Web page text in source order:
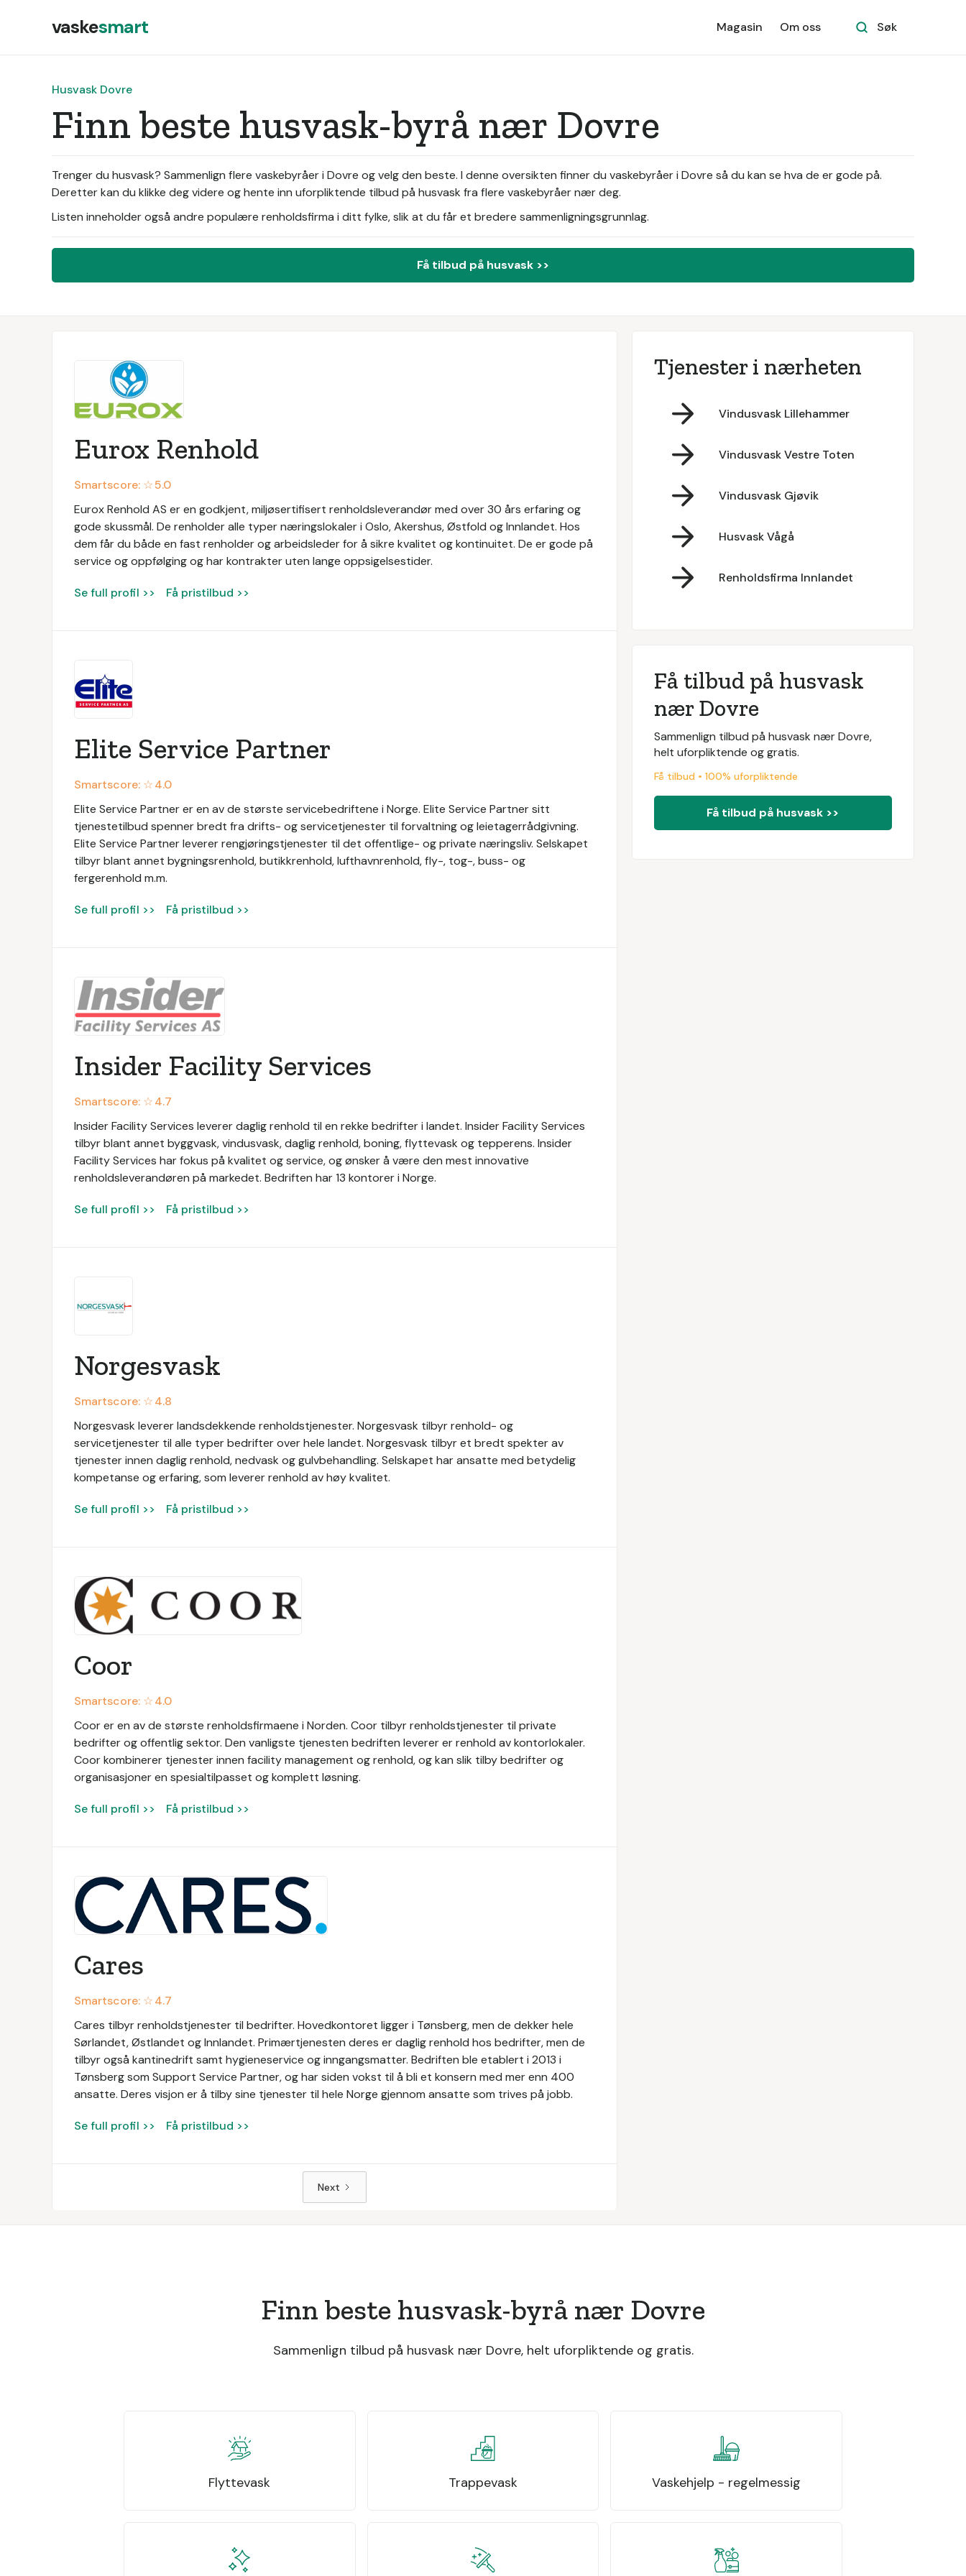
vaskesmart Magasin Om oss Søk
Husvask Dovre
Finn beste husvask-byrå nær Dovre
Trenger du husvask? Sammenlign flere vaskebyråer i Dovre og velg den beste. I denne oversikten finner du vaskebyråer i Dovre så du kan se hva de er gode på.
Deretter kan du klikke deg videre og hente inn uforpliktende tilbud på husvask fra flere vaskebyråer nær deg.
Listen inneholder også andre populære renholdsfirma i ditt fylke, slik at du får et bredere sammenligningsgrunnlag.
Få tilbud på husvask >>
Eurox Renhold
Smartscore: ☆5.0
Eurox Renhold AS er en godkjent, miljøsertifisert renholdsleverandør med over 30 års erfaring og
gode skussmål. De renholder alle typer næringslokaler i Oslo, Akershus, Østfold og Innlandet. Hos
dem får du både en fast renholder og arbeidsleder for å sikre kvalitet og kontinuitet. De er gode på
service og oppfølging og har kontrakter uten lange oppsigelsestider.
Se full profil >> Få pristilbud >>
Elite Service Partner
Smartscore: ☆4.0
Elite Service Partner er en av de største servicebedriftene i Norge. Elite Service Partner sitt
tjenestetilbud spenner bredt fra drifts- og servicetjenester til forvaltning og leietagerrådgivning.
Elite Service Partner leverer rengjøringstjenester til det offentlige- og private næringsliv. Selskapet
tilbyr blant annet bygningsrenhold, butikkrenhold, lufthavnrenhold, fly-, tog-, buss- og
fergerenhold m.m.
Se full profil >> Få pristilbud >>
Insider Facility Services
Smartscore: ☆4.7
Insider Facility Services leverer daglig renhold til en rekke bedrifter i landet. Insider Facility Services
tilbyr blant annet byggvask, vindusvask, daglig renhold, boning, flyttevask og tepperens. Insider
Facility Services har fokus på kvalitet og service, og ønsker å være den mest innovative
renholdsleverandøren på markedet. Bedriften har 13 kontorer i Norge.
Se full profil >> Få pristilbud >>
Norgesvask
Smartscore: ☆4.8
Norgesvask leverer landsdekkende renholdstjenester. Norgesvask tilbyr renhold- og
servicetjenester til alle typer bedrifter over hele landet. Norgesvask tilbyr et bredt spekter av
tjenester innen daglig renhold, nedvask og gulvbehandling. Selskapet har ansatte med betydelig
kompetanse og erfaring, som leverer renhold av høy kvalitet.
Se full profil >> Få pristilbud >>
Coor
Smartscore: ☆4.0
Coor er en av de største renholdsfirmaene i Norden. Coor tilbyr renholdstjenester til private
bedrifter og offentlig sektor. Den vanligste tjenesten bedriften leverer er renhold av kontorlokaler.
Coor kombinerer tjenester innen facility management og renhold, og kan slik tilby bedrifter og
organisasjoner en spesialtilpasset og komplett løsning.
Se full profil >> Få pristilbud >>
Cares
Smartscore: ☆4.7
Cares tilbyr renholdstjenester til bedrifter. Hovedkontoret ligger i Tønsberg, men de dekker hele
Sørlandet, Østlandet og Innlandet. Primærtjenesten deres er daglig renhold hos bedrifter, men de
tilbyr også kantinedrift samt hygieneservice og inngangsmatter. Bedriften ble etablert i 2013 i
Tønsberg som Support Service Partner, og har siden vokst til å bli et konsern med mer enn 400
ansatte. Deres visjon er å tilby sine tjenester til hele Norge gjennom ansatte som trives på jobb.
Se full profil >> Få pristilbud >>
Next
Tjenester i nærheten
Vindusvask Lillehammer
Vindusvask Vestre Toten
Vindusvask Gjøvik
Husvask Vågå
Renholdsfirma Innlandet
Få tilbud på husvask
nær Dovre
Sammenlign tilbud på husvask nær Dovre,
helt uforpliktende og gratis.
Få tilbud • 100% uforpliktende
Få tilbud på husvask >>
Finn beste husvask-byrå nær Dovre
Sammenlign tilbud på husvask nær Dovre, helt uforpliktende og gratis.
Flyttevask Trappevask Vaskehjelp - regelmessig